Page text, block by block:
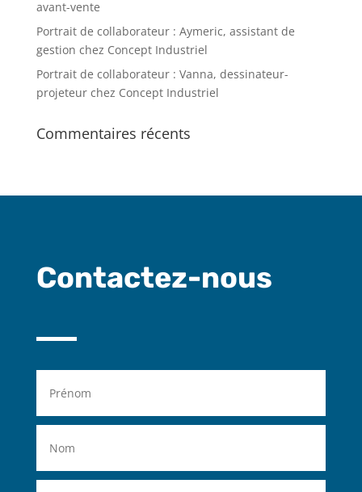
avant-vente
Portrait de collaborateur : Aymeric, assistant de
gestion chez Concept Industriel
Portrait de collaborateur : Vanna, dessinateur-
projeteur chez Concept Industriel
Commentaires récents
Contactez-nous